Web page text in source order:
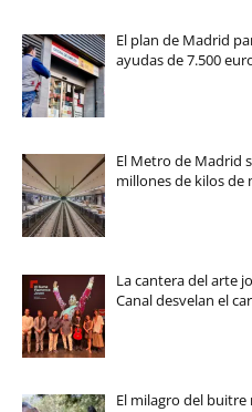
El plan de Madrid
ayudas de 7.500
El Metro de Madrid
millones de kilos
La cantera del arte
Canal desvelan el
El milagro del